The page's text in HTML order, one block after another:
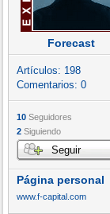
Forecast
Artículos: 198
Comentarios: 0
10 Seguidores
2 Siguiendo
Seguir
Página personal
www.f-capital.com